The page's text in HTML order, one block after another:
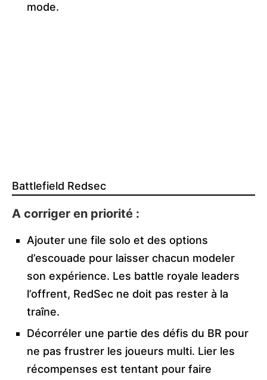
mode.
Battlefield Redsec
A corriger en priorité :
Ajouter une file solo et des options
d’escouade pour laisser chacun modeler
son expérience. Les battle royale leaders
l’offrent, RedSec ne doit pas rester à la
traîne.
Décorréler une partie des défis du BR pour
ne pas frustrer les joueurs multi. Lier les
récompenses est tentant pour faire